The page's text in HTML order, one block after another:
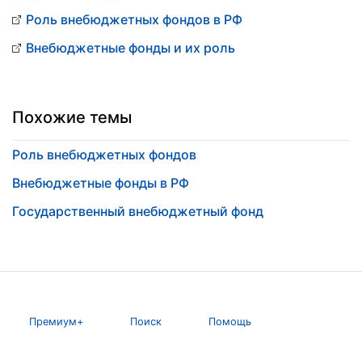
Роль внебюджетных фондов в РФ
Внебюджетные фонды и их роль
Похожие темы
Роль внебюджетных фондов
Внебюджетные фонды в РФ
Государственный внебюджетный фонд
Премиум+ Поиск Помощь